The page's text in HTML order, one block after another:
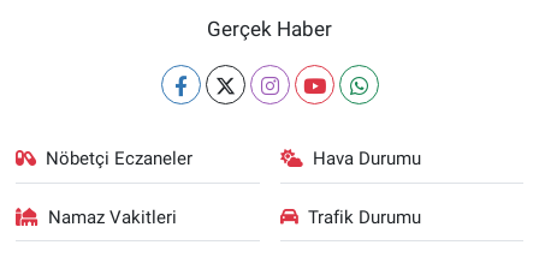
Gerçek Haber
Nöbetçi Eczaneler Hava Durumu
Namaz Vakitleri Trafik Durumu